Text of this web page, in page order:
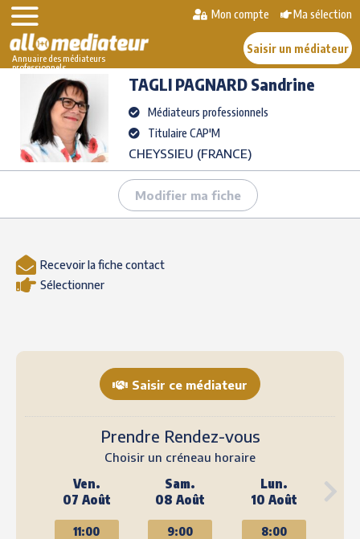
Skip
content
Annuaire des médiateurs
professionnels
Mon compte Ma sélection
Saisir un médiateur
AlloMediateur
Sandrine
TAGLI PAGNARD Sandrine
Médiateurs professionnels
Titulaire CAP'M
CHEYSSIEU (FRANCE)
Modifier ma fiche
Recevoir la fiche contact
Sélectionner
Saisir ce médiateur
Prendre Rendez-vous
Choisir un créneau horaire
Ven.
07 Août
11:00
Sam.
08 Août
9:00
Lun.
10 Août
8:00